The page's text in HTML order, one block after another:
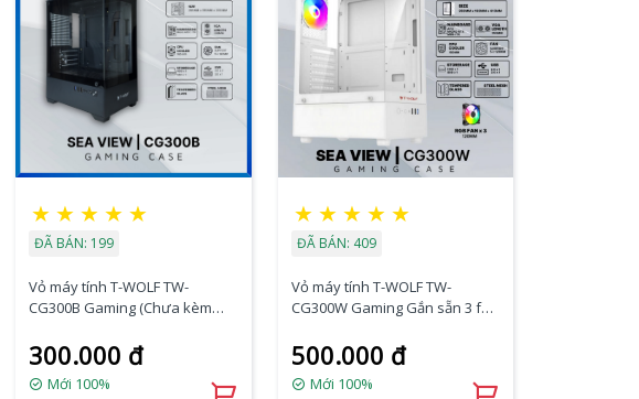
★ ★ ★ ★ ★
ĐÃ BÁN: 199
Vỏ máy tính T-WOLF TW-
CG300B Gaming (Chưa kèm
Glass/USB3.0*1+USB2.0*2+HD
Audio/282x192x413mm)
300.000 đ
Mới 100%
★ ★ ★ ★ ★
ĐÃ BÁN: 409
Vỏ máy tính T-WOLF TW-
CG300W Gaming Gắn sẵn 3 fan
Glass/USB3.0*1+USB2.0*2+HD
Audio/282x192x413mm)
500.000 đ
Mới 100%